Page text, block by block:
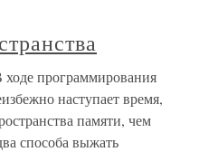
программирования
наступает время,
памяти, чем
способа выжать